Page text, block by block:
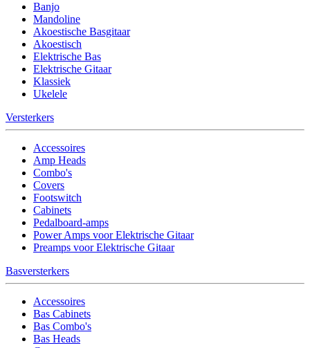
Banjo
Mandoline
Akoestische Basgitaar
Akoestisch
Elektrische Bas
Elektrische Gitaar
Klassiek
Ukelele
Versterkers
Accessoires
Amp Heads
Combo's
Covers
Footswitch
Cabinets
Pedalboard-amps
Power Amps voor Elektrische Gitaar
Preamps voor Elektrische Gitaar
Basversterkers
Accessoires
Bas Cabinets
Bas Combo's
Bas Heads